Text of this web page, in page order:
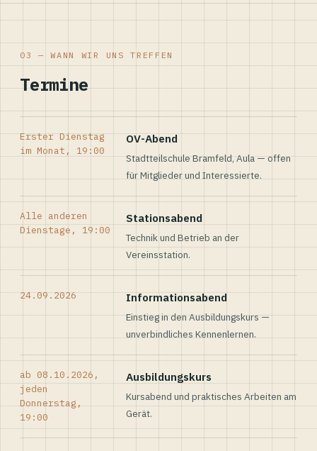
03 — WANN WIR UNS TREFFEN
Termine
Erster Dienstag
im Monat, 19:00
OV-Abend
Stadtteilschule Bramfeld, Aula — offen
für Mitglieder und Interessierte.
Alle anderen
Dienstage, 19:00
Stationsabend
Technik und Betrieb an der
Vereinsstation.
24.09.2026 Informationsabend
Einstieg in den Ausbildungskurs —
unverbindliches Kennenlernen.
ab 08.10.2026,
jeden
Donnerstag,
19:00
Ausbildungskurs
Kursabend und praktisches Arbeiten am
Gerät.